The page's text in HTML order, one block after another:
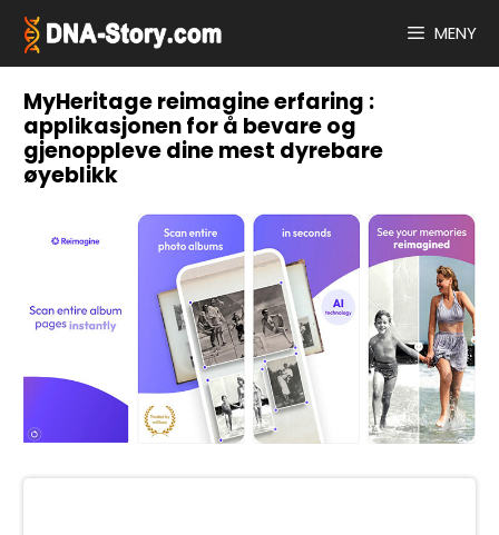
innhold
MENY
MyHeritage reimagine erfaring :
applikasjonen for å bevare og
gjenoppleve dine mest dyrebare
øyeblikk